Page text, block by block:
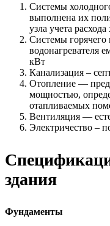
Системы
выполнена их
узла учета
Системы
водонагревателя
кВт
Канализация –
Отопление —
мощностью,
отапливаемых
Вентиляция —
Электричество –
здания
Фундаменты